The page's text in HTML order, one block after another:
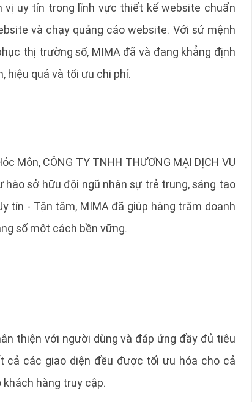
vị uy tín trong lĩnh vực thiết kế website chuẩn
và chạy quảng cáo website. Với sứ mệnh
thị trường số, MIMA đã và đang khẳng định
hiệu quả và tối ưu chi phí.
CÔNG TY TNHH THƯƠNG MẠI DỊCH VỤ
sở hữu đội ngũ nhân sự trẻ trung, sáng tạo
tín - Tận tâm, MIMA đã giúp hàng trăm doanh
số một cách bền vững.
thiện với người dùng và đáp ứng đầy đủ tiêu
cả các giao diện đều được tối ưu hóa cho cả
hàng truy cập.